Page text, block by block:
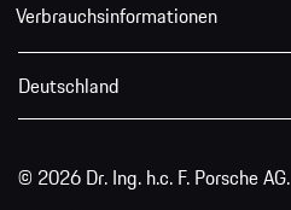
Verbrauchsinformationen
Deutschland
© 2026 Dr. Ing. h.c. F. Porsche AG.